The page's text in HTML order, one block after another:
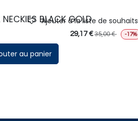
NECKIES BLACK GOLD
29,17€ 35,00€ -17%
au panier
Ajouter à la liste de souhaits